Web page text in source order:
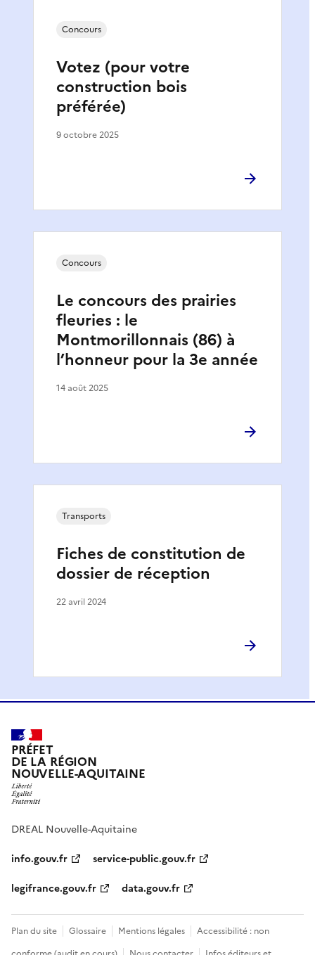
Votez (pour votre
construction bois
préférée)
Concours
9 octobre 2025
Le concours des prairies
fleuries : le
Montmorillonnais (86) à
l’honneur pour la 3e année
Concours
14 août 2025
Fiches de constitution de
dossier de réception
Transports
22 avril 2024
PRÉFET
DE LA RÉGION
NOUVELLE-AQUITAINE
DREAL Nouvelle-Aquitaine
info.gouv.fr
service-public.gouv.fr
legifrance.gouv.fr
data.gouv.fr
Plan du site Glossaire Mentions légales
Accessibilité : non